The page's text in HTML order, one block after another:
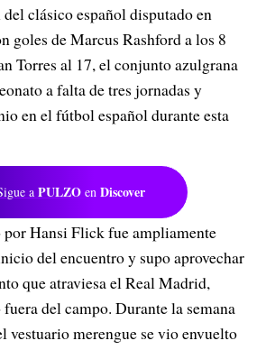
clásico español disputado en
goles de Marcus Rashford a los 8
Torres al 17, el conjunto azulgrana
a falta de tres jornadas y
en el fútbol español durante esta
a PULZO en Discover
Hansi Flick fue ampliamente
del encuentro y supo aprovechar
que atraviesa el Real Madrid,
del campo. Durante la semana
vestuario merengue se vio envuelto